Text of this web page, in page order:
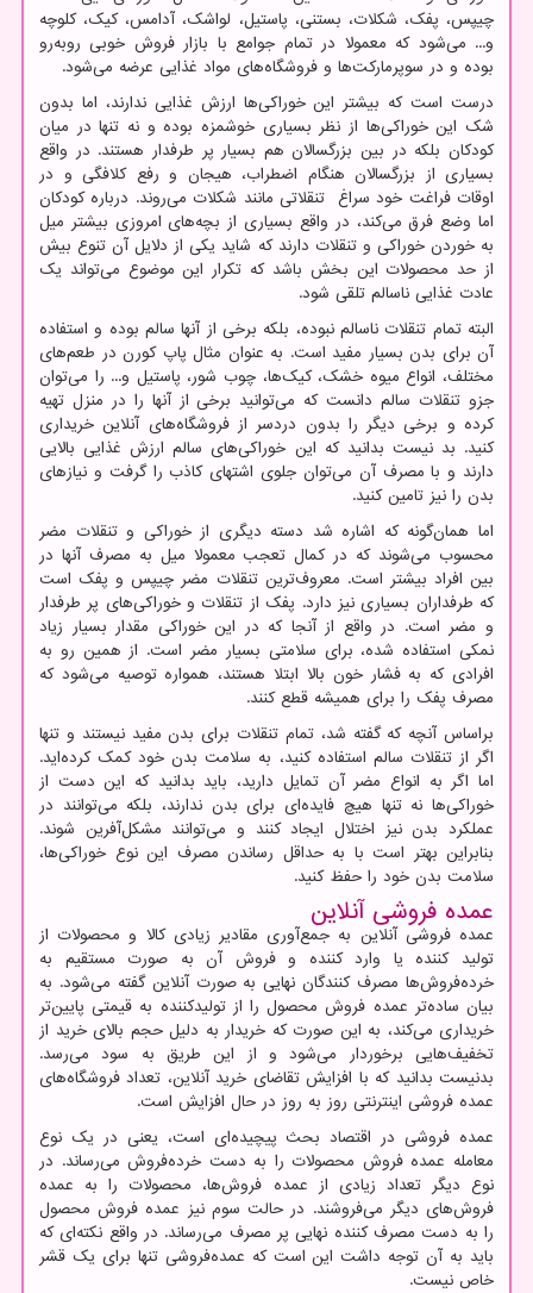
چیپس، پفک، شکلات، بستنی، پاستیل، لواشک، آدامس، کیک، کلوچه
و... می‌شود که معمولا در تمام جوامع با بازار فروش خوبی روبه‌رو
بوده و در سوپرمارکت‌ها و فروشگاه‌های مواد غذایی عرضه می‌شود.
درست است که بیشتر این خوراکی‌ها ارزش غذایی ندارند، اما بدون
شک این خوراکی‌ها از نظر بسیاری خوشمزه بوده و نه تنها در میان
کودکان بلکه در بین بزرگسالان هم بسیار پر طرفدار هستند. در واقع
بسیاری از بزرگسالان هنگام اضطراب، هیجان و رفع کلافگی و در
اوقات فراغت خود سراغ تنقلاتی مانند شکلات می‌روند. درباره کودکان
اما وضع فرق می‌کند، در واقع بسیاری از بچه‌های امروزی بیشتر میل
به خوردن خوراکی و تنقلات دارند که شاید یکی از دلایل آن تنوع بیش
از حد محصولات این بخش باشد که تکرار این موضوع می‌تواند یک
عادت غذایی ناسالم تلقی شود.
البته تمام تنقلات ناسالم نبوده، بلکه برخی از آنها سالم بوده و استفاده
آن برای بدن بسیار مفید است. به عنوان مثال پاپ کورن در طعم‌های
مختلف، انواع میوه خشک، کیک‌ها، چوب شور، پاستیل و... را می‌توان
جزو تنقلات سالم دانست که می‌توانید برخی از آنها را در منزل تهیه
کرده و برخی دیگر را بدون دردسر از فروشگاه‌های آنلاین خریداری
کنید. بد نیست بدانید که این خوراکی‌های سالم ارزش غذایی بالایی
دارند و با مصرف آن می‌توان جلوی اشتهای کاذب را گرفت و نیازهای
بدن را نیز تامین کنید.
اما همان‌گونه که اشاره شد دسته دیگری از خوراکی و تنقلات مضر
محسوب می‌شوند که در کمال تعجب معمولا میل به مصرف آنها در
بین افراد بیشتر است. معروف‌ترین تنقلات مضر چیپس و پفک است
که طرفداران بسیاری نیز دارد. پفک از تنقلات و خوراکی‌های پر طرفدار
و مضر است. در واقع از آنجا که در این خوراکی مقدار بسیار زیاد
نمکی استفاده شده، برای سلامتی بسیار مضر است. از همین رو به
افرادی که به فشار خون بالا ابتلا هستند، همواره توصیه می‌شود که
مصرف پفک را برای همیشه قطع کنند.
براساس آنچه که گفته شد، تمام تنقلات برای بدن مفید نیستند و تنها
اگر از تنقلات سالم استفاده کنید، به سلامت بدن خود کمک کرده‌اید.
اما اگر به انواع مضر آن تمایل دارید، باید بدانید که این دست از
خوراکی‌ها نه تنها هیچ فایده‌ای برای بدن ندارند، بلکه می‌توانند در
عملکرد بدن نیز اختلال ایجاد کنند و می‌توانند مشکل‌آفرین شوند.
بنابراین بهتر است با به حداقل رساندن مصرف این نوع خوراکی‌ها،
سلامت بدن خود را حفظ کنید.
عمده فروشی آنلاین
عمده فروشی آنلاین به جمع‌آوری مقادیر زیادی کالا و محصولات از
تولید کننده یا وارد کننده و فروش آن به صورت مستقیم به
خرده‌فروش‌ها مصرف کنندگان نهایی به صورت آنلاین گفته می‌شود. به
بیان ساده‌تر عمده فروش محصول را از تولیدکننده به قیمتی پایین‌تر
خریداری می‌کند، به این صورت که خریدار به دلیل حجم بالای خرید از
تخفیف‌هایی برخوردار می‌شود و از این طریق به سود می‌رسد.
بدنیست بدانید که با افزایش تقاضای خرید آنلاین، تعداد فروشگاه‌های
عمده فروشی اینترنتی روز به روز در حال افزایش است.
عمده‌ فروشی در اقتصاد بحث پیچیده‌ای است، یعنی در یک نوع
معامله عمده فروش محصولات را به دست خرده‌فروش می‌رساند. در
نوع دیگر تعداد زیادی از عمده فروش‌ها، محصولات را به عمده
فروش‌های دیگر می‌فروشند. در حالت سوم نیز عمده فروش محصول
را به دست مصرف کننده نهایی پر مصرف می‌رساند. در واقع نکته‌ای که
باید به آن توجه داشت این است که عمده‌فروشی تنها برای یک قشر
خاص نیست.